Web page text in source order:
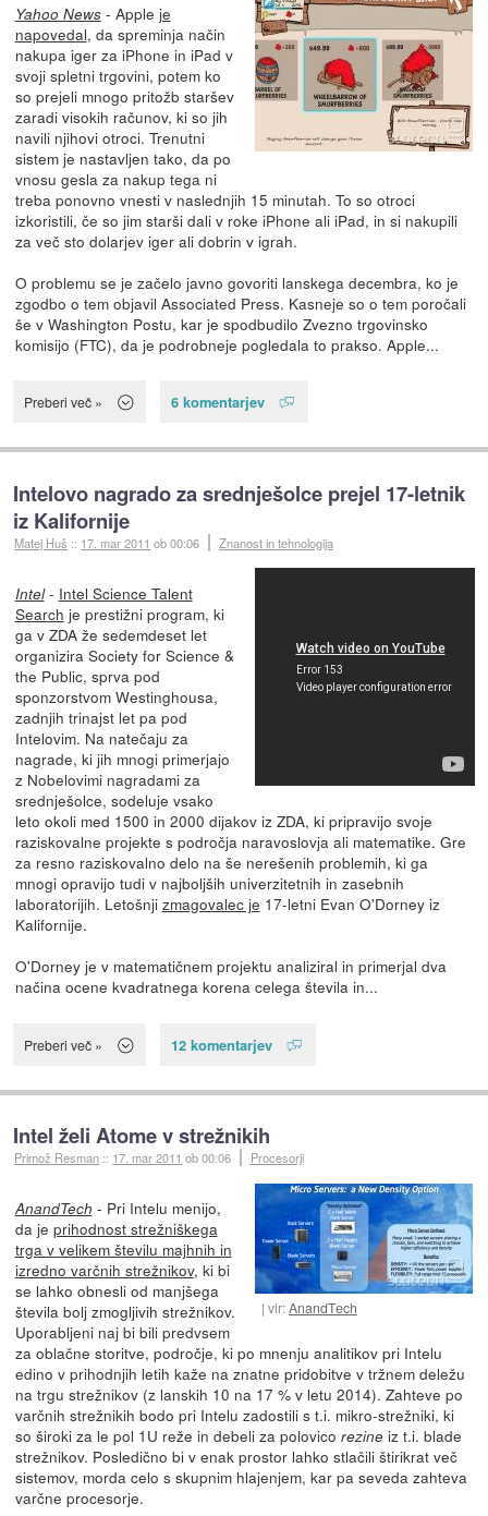
Yahoo News- Apple je
napovedal, da spreminja način
nakupa iger za iPhone in iPad v
svoji spletni trgovini, potem ko
so prejeli mnogo pritožb staršev
zaradi visokih računov, ki so jih
navili njihovi otroci. Trenutni
sistem je nastavljen tako, da po
vnosu gesla za nakup tega ni
treba ponovno vnesti v naslednjih 15 minutah. To so otroci
izkoristili, če so jim starši dali v roke iPhone ali iPad, in si nakupili
za več sto dolarjev iger ali dobrin v igrah.
O problemu se je začelo javno govoriti lanskega decembra, ko je
zgodbo o tem objavil Associated Press. Kasneje so o tem poročali
še v Washington Postu, kar je spodbudilo Zvezno trgovinsko
komisijo (FTC), da je podrobneje pogledala to prakso. Apple...
Preberi več » 6 komentarjev
Intelovo nagrado za srednješolce prejel 17-letnik
iz Kalifornije
Matej Huš :: 17. mar 2011 ob 00:06 Znanost in tehnologija
Intel- Intel Science Talent
Search je prestižni program, ki
ga v ZDA že sedemdeset let
organizira Society for Science &
the Public, sprva pod
sponzorstvom Westinghousa,
zadnjih trinajst let pa pod
Intelovim. Na natečaju za
nagrade, ki jih mnogi primerjajo
z Nobelovimi nagradami za
srednješolce, sodeluje vsako
leto okoli med 1500 in 2000 dijakov iz ZDA, ki pripravijo svoje
raziskovalne projekte s področja naravoslovja ali matematike. Gre
za resno raziskovalno delo na še nerešenih problemih, ki ga
mnogi opravijo tudi v najboljših univerzitetnih in zasebnih
laboratorijih. Letošnji zmagovalec je 17-letni Evan O'Dorney iz
Kalifornije.
O'Dorney je v matematičnem projektu analiziral in primerjal dva
načina ocene kvadratnega korena celega števila in...
Preberi več » 12 komentarjev
Intel želi Atome v strežnikih
Primož Resman :: 17. mar 2011 ob 00:06 Procesorji
vir:AnandTech
AnandTech - Pri Intelu menijo,
da je prihodnost strežniškega
trga v velikem številu majhnih in
izredno varčnih strežnikov, ki bi
se lahko obnesli od manjšega
števila bolj zmogljivih strežnikov.
Uporabljeni naj bi bili predvsem
za oblačne storitve, področje, ki po mnenju analitikov pri Intelu
edino v prihodnjih letih kaže na znatne pridobitve v tržnem deležu
na trgu strežnikov (z lanskih 10 na 17 % v letu 2014). Zahteve po
varčnih strežnikih bodo pri Intelu zadostili s t.i. mikro-strežniki, ki
so široki za le pol 1U reže in debeli za polovico rezineiz t.i. blade
strežnikov. Posledično bi v enak prostor lahko stlačili štirikrat več
sistemov, morda celo s skupnim hlajenjem, kar pa seveda zahteva
varčne procesorje.